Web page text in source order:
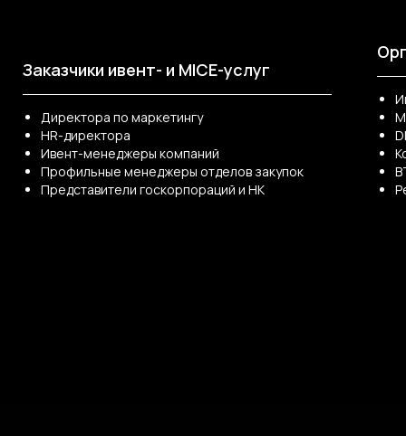
Заказчики ивент- и MICE-услуг
Директора по маркетингу
HR-директора
Ивент-менеджеры компаний
Профильные менеджеры отделов закупок
Представители госкорпораций и НК